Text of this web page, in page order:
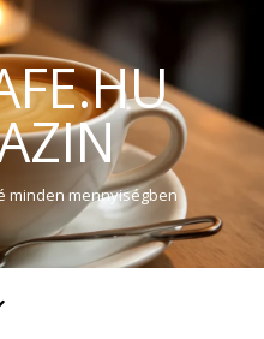
minden mennyiségben